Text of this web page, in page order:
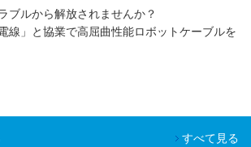
ブルから解放されませんか？
線」と協業で高屈曲性能ロボットケーブルを
すべて見る